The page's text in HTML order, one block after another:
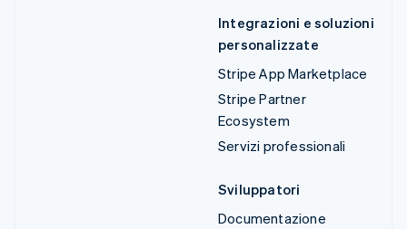
Integrazioni e soluzioni
personalizzate
Stripe App Marketplace
Stripe Partner
Ecosystem
Servizi professionali
Sviluppatori
Documentazione